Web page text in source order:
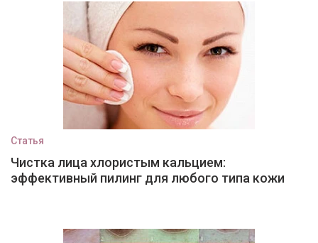
Статья
Чистка лица хлористым кальцием:
эффективный пилинг для любого типа кожи